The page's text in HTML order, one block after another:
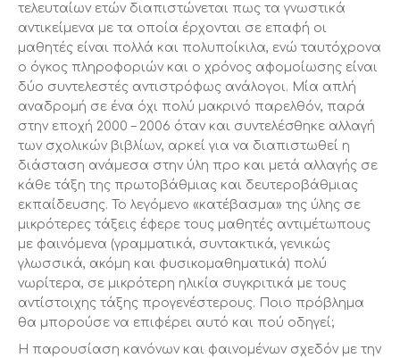
τελευταίων ετών διαπιστώνεται πως τα γνωστικά
αντικείμενα με τα οποία έρχονται σε επαφή οι
μαθητές είναι πολλά και πολυποίκιλα, ενώ ταυτόχρονα
ο όγκος πληροφοριών και ο χρόνος αφομοίωσης είναι
δύο συντελεστές αντιστρόφως ανάλογοι. Μία απλή
αναδρομή σε ένα όχι πολύ μακρινό παρελθόν, παρά
στην εποχή 2000 – 2006 όταν και συντελέσθηκε αλλαγή
των σχολικών βιβλίων, αρκεί για να διαπιστωθεί η
διάσταση ανάμεσα στην ύλη προ και μετά αλλαγής σε
κάθε τάξη της πρωτοβάθμιας και δευτεροβάθμιας
εκπαίδευσης. Το λεγόμενο «κατέβασμα» της ύλης σε
μικρότερες τάξεις έφερε τους μαθητές αντιμέτωπους
με φαινόμενα (γραμματικά, συντακτικά, γενικώς
γλωσσικά, ακόμη και φυσικομαθηματικά) πολύ
νωρίτερα, σε μικρότερη ηλικία συγκριτικά με τους
αντίστοιχης τάξης προγενέστερους. Ποιο πρόβλημα
θα μπορούσε να επιφέρει αυτό και πού οδηγεί;
Η παρουσίαση κανόνων και φαινομένων σχεδόν με την